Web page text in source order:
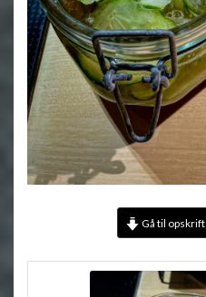
Gå til opskrift